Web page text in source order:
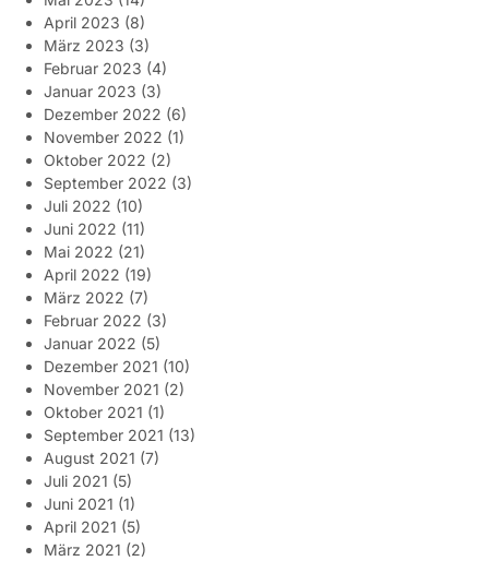
April 2023 (8)
März 2023 (3)
Februar 2023 (4)
Januar 2023 (3)
Dezember 2022 (6)
November 2022 (1)
Oktober 2022 (2)
September 2022 (3)
Juli 2022 (10)
Juni 2022 (11)
Mai 2022 (21)
April 2022 (19)
März 2022 (7)
Februar 2022 (3)
Januar 2022 (5)
Dezember 2021 (10)
November 2021 (2)
Oktober 2021 (1)
September 2021 (13)
August 2021 (7)
Juli 2021 (5)
Juni 2021 (1)
April 2021 (5)
März 2021 (2)